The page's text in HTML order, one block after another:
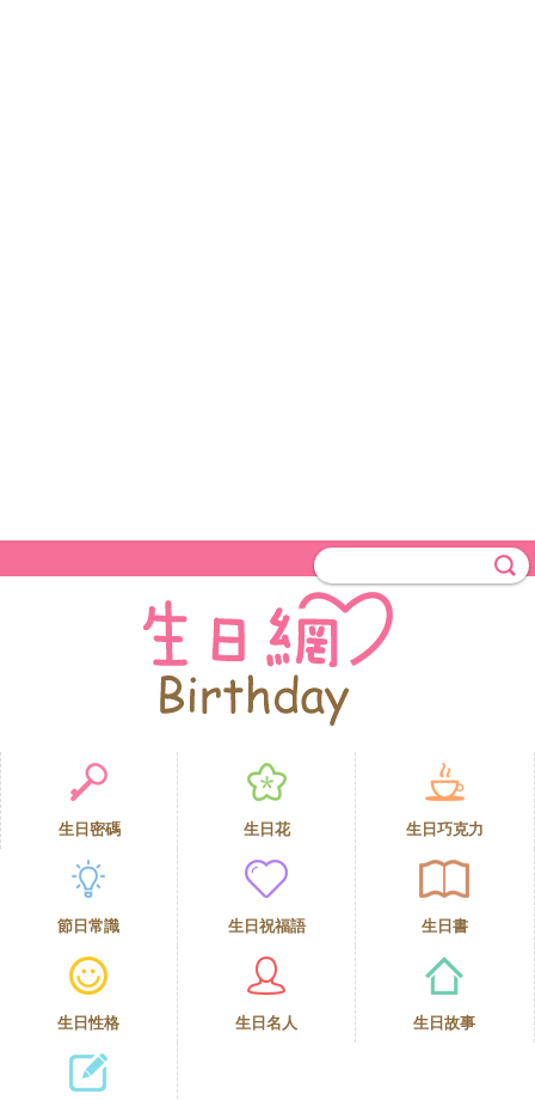
生日密碼 生日花 生日巧克力
節日常識 生日祝福語 生日書
生日性格 生日名人 生日故事